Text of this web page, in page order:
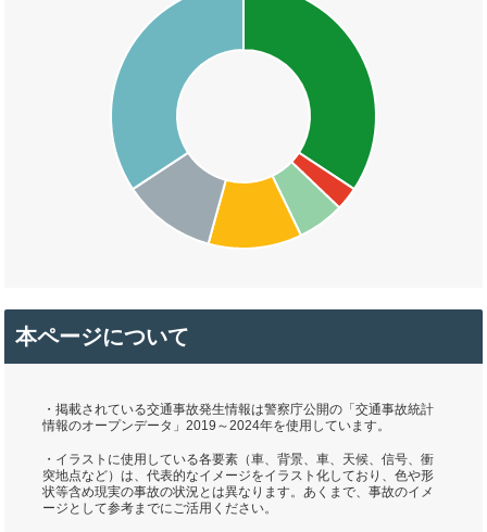
本ページについて
・掲載されている交通事故発生情報は警察庁公開の「交通事故統計
情報のオープンデータ」2019～2024年を使用しています。
・イラストに使用している各要素（車、背景、車、天候、信号、衝
突地点など）は、代表的なイメージをイラスト化しており、色や形
状等含め現実の事故の状況とは異なります。あくまで、事故のイメ
ージとして参考までにご活用ください。